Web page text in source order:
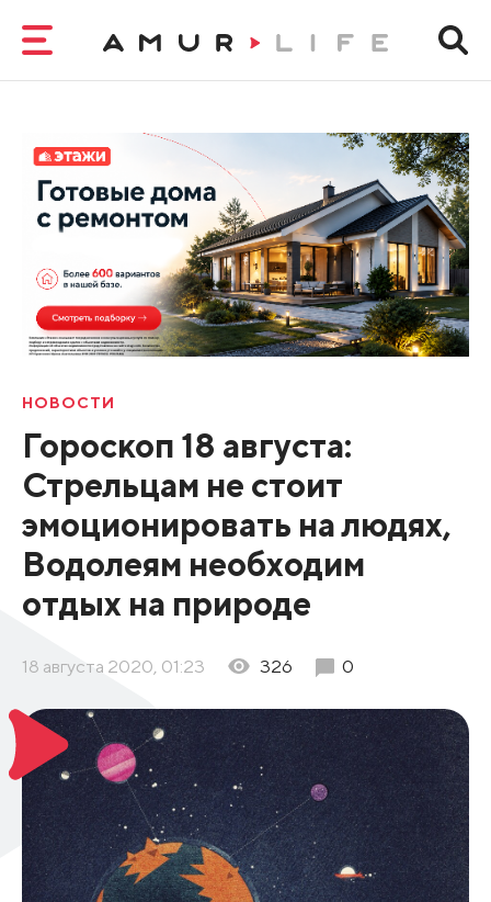
НОВОСТИ
Гороскоп 18 августа:
Стрельцам не стоит
эмоционировать на людях,
Водолеям необходим
отдых на природе
18 августа 2020, 01:23 326 0